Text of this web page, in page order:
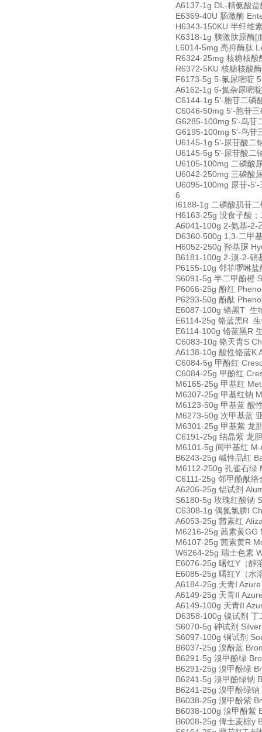
A6137-1g DL-精氨酸
E6369-40U 肠激酶
H6343-150KU 半纤维
K6318-1g 胰激肽原酶[
L6014-5mg 亮抑酶肽
R6324-25mg 核糖核
R6372-5KU 核糖核酸
F6173-5g 5-氟尿嘧啶
A6162-1g 6-氮杂尿嘧
C6144-1g 5'-胞苷二磷
C6046-50mg 5'-胞苷
G6285-100mg 5'-鸟苷
G6195-100mg 5'-鸟苷
U6145-1g 5'-尿苷酸二
U6145-5g 5'-尿苷酸二
U6105-100mg 二磷酸
U6042-250mg 三磷酸
U6095-100mg 尿苷-
6
I6188-1g 二磷酸肌苷
H6163-25g 没食子酸
A6041-100g 2-氨基-2-
D6360-500g 1,3-二甲
H6052-250g 羟基脲
B6181-100g 2-溴-2-硝
P6155-10g 邻菲啰啉
S6091-5g 半二甲酚橙
P6066-25g 酚红
P6293-50g 酚酞
E6087-100g 铬黑T 生
E6114-25g 铬蓝黑R
E6114-100g 铬蓝黑R
C6083-10g 铬天青S
A6138-10g 酸性铬蓝K
C6084-5g 甲酚红
C6084-25g 甲酚红
M6165-25g 甲基红
M6307-25g 甲基红钠
M6123-50g 甲基蓝 酸
M6273-50g 次甲基蓝
M6301-25g 甲基紫 龙
C6191-25g 结晶紫 龙
M6101-5g 间甲基红
B6243-25g 碱性品红
M6112-250g 孔雀石绿
C6111-25g 邻甲酚酞
A6206-25g 铝试剂
S6180-5g 玫瑰红酸钠
C6308-1g 偶氮氯膦I
A6053-25g 茜素红
M6216-25g 茜素黄GG
M6107-25g 茜素黄R
W6264-25g 瑞士色素
E6076-25g 曙红Y（醇
E6085-25g 曙红Y（水
A6184-25g 天青I
A6149-25g 天青II
A6149-100g 天青II
D6358-100g 镍试剂
S6070-5g 砷试剂
S6097-100g 铜试剂
B6037-25g 溴酚蓝
B6291-5g 溴甲酚绿
B6291-25g 溴甲酚绿
B6241-5g 溴甲酚绿钠
B6241-25g 溴甲酚绿
B6038-25g 溴甲酚紫
B6038-100g 溴甲酚紫
B6008-25g 俾士麦棕y